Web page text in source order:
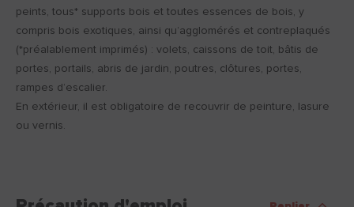
peints, tous* supports bois et toutes essences de bois, y
compris bois exotiques, ainsi qu’agglomérés et contreplaqués
(*préalablement imprimés) : volets, caissons de toit, bâtis de
portes, portails, abris de jardin, poutres, clôtures, portes,
rampes d’escalier.
En extérieur, il est obligatoire de recouvrir de peinture, lasure
ou vernis.